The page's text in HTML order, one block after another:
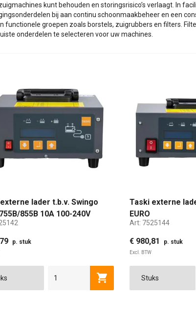
kunt behouden en storingsrisico’s verlaagt. In
bij aan continu schoonmaakbeheer en een
functionele groepen zoals borstels, zuigrubbers en filters.
onderdelen te selecteren voor uw machines.
lader t.b.v. Swingo
855B 10A 100-240V
p. stuk
Toevoegen aan winkelwagen
Taski externe
EURO
Art: 7525144
€ 980,81 p. stuk
Excl. BTW